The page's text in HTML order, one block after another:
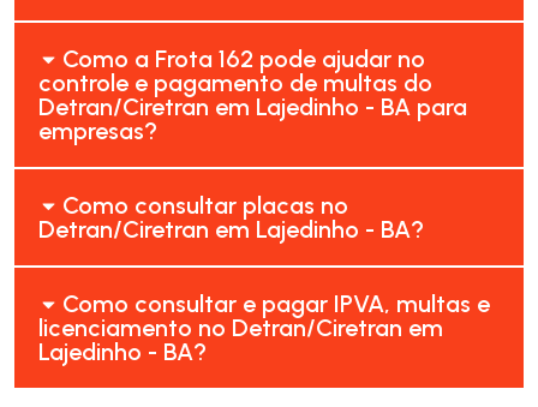
Como a Frota 162 pode ajudar no
controle e pagamento de multas do
Detran/Ciretran em Lajedinho - BA para
empresas?
Como consultar placas no
Detran/Ciretran em Lajedinho - BA?
Como consultar e pagar IPVA, multas e
licenciamento no Detran/Ciretran em
Lajedinho - BA?